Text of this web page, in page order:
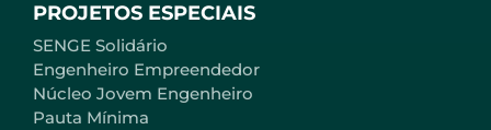
PROJETOS ESPECIAIS
SENGE Solidário
Engenheiro Empreendedor
Núcleo Jovem Engenheiro
Pauta Mínima